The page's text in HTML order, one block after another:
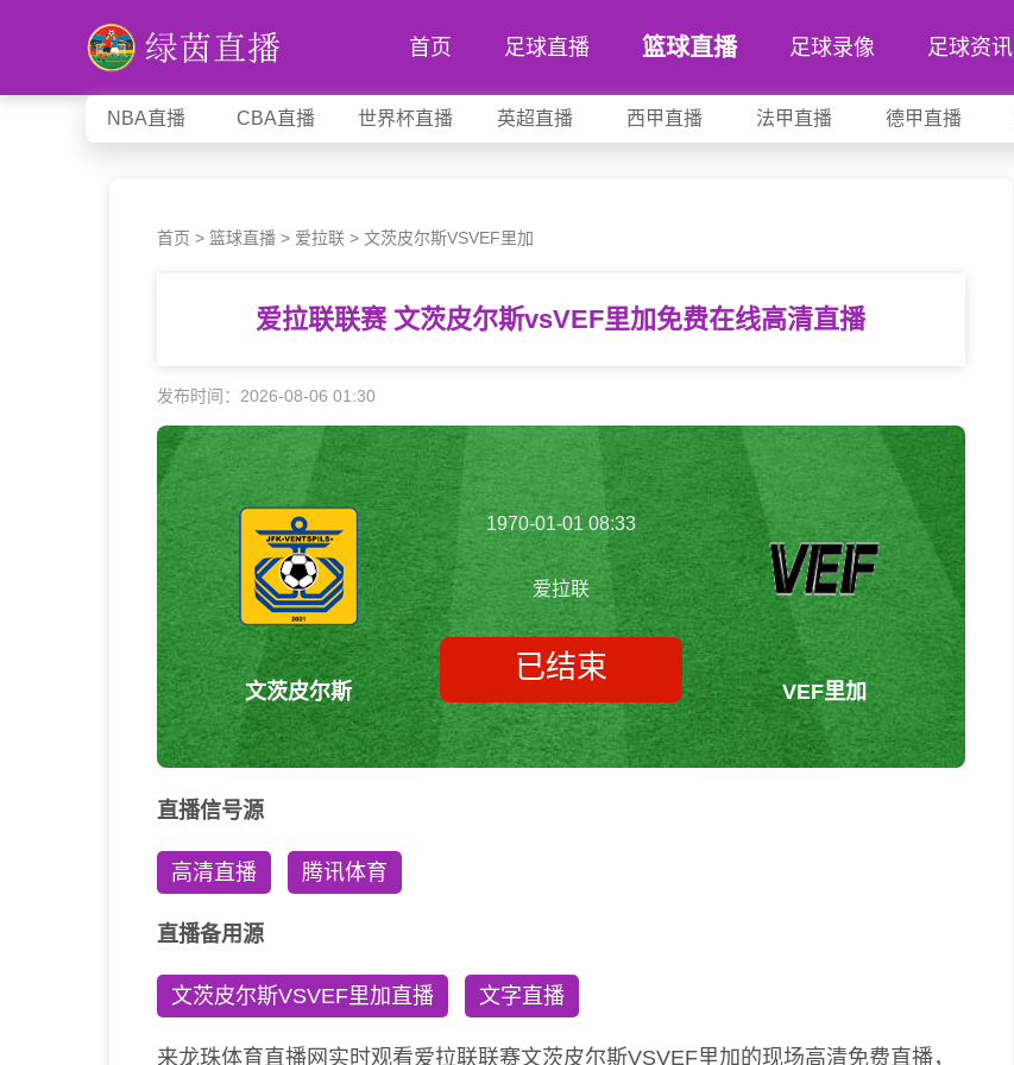
首页 足球直播 篮球直播 足球录像 足球资讯
NBA直播 CBA直播 世界杯直播 英超直播 西甲直播 法甲直播 德甲直播
首页 > 篮球直播 > 爱拉联 > 文茨皮尔斯VSVEF里加
爱拉联联赛 文茨皮尔斯vsVEF里加免费在线高清直播
发布时间：2026-08-06 01:30
文茨皮尔斯
1970-01-01 08:33
爱拉联
已结束
VEF里加
直播信号源
高清直播 腾讯体育
直播备用源
文茨皮尔斯VSVEF里加直播 文字直播
来龙珠体育直播网实时观看爱拉联联赛文茨皮尔斯VSVEF里加的现场高清免费直播，